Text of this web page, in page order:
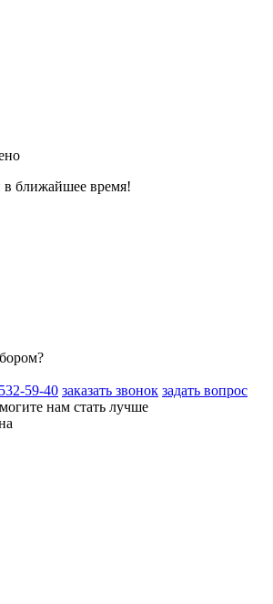
ближайшее время!
59-40 заказать звонок задать вопрос
нам стать лучше